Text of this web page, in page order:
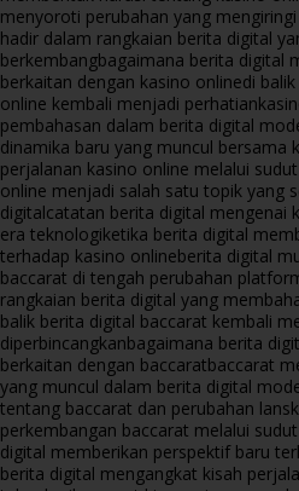
menyoroti perubahan yang
hadir dalam rangkaian berita digital
berkembangbagaimana berita digital
berkaitan dengan kasino onlinedi
online kembali menjadi perhatian
pembahasan dalam berita digital
dinamika baru yang muncul bersama
perjalanan kasino online melalui
online menjadi salah satu topik yang
digitalcatatan berita digital mengenai
era teknologiketika berita digital
terhadap kasino onlineberita digital
baccarat di tengah perubahan
rangkaian berita digital yang
balik berita digital baccarat kembali
diperbincangkanbagaimana berita
berkaitan dengan baccaratbaccarat
yang muncul dalam berita digital
tentang baccarat dan perubahan
perkembangan baccarat melalui
digital memberikan perspektif baru
berita digital mengangkat kisah